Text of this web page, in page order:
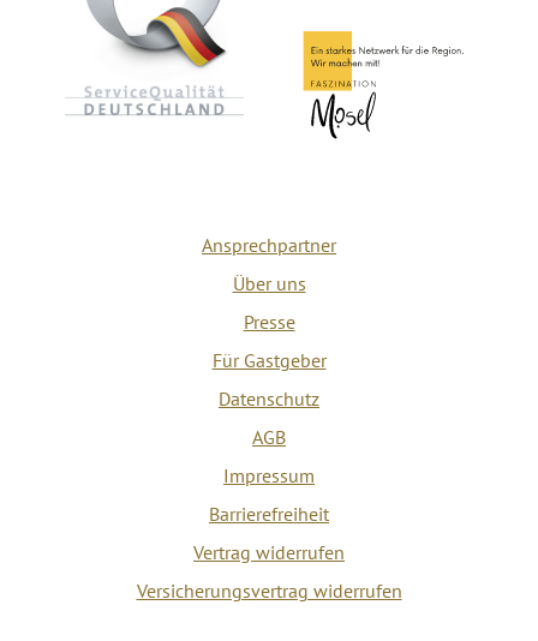
Ansprechpartner
Über uns
Presse
Für Gastgeber
Datenschutz
AGB
Impressum
Barrierefreiheit
Vertrag widerrufen
Versicherungsvertrag widerrufen